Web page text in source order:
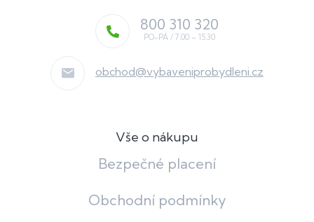
obchod@vybaveniprobydleni.cz
800 310 320
Vše o nákupu
Bezpečné placení
Obchodní podmínky